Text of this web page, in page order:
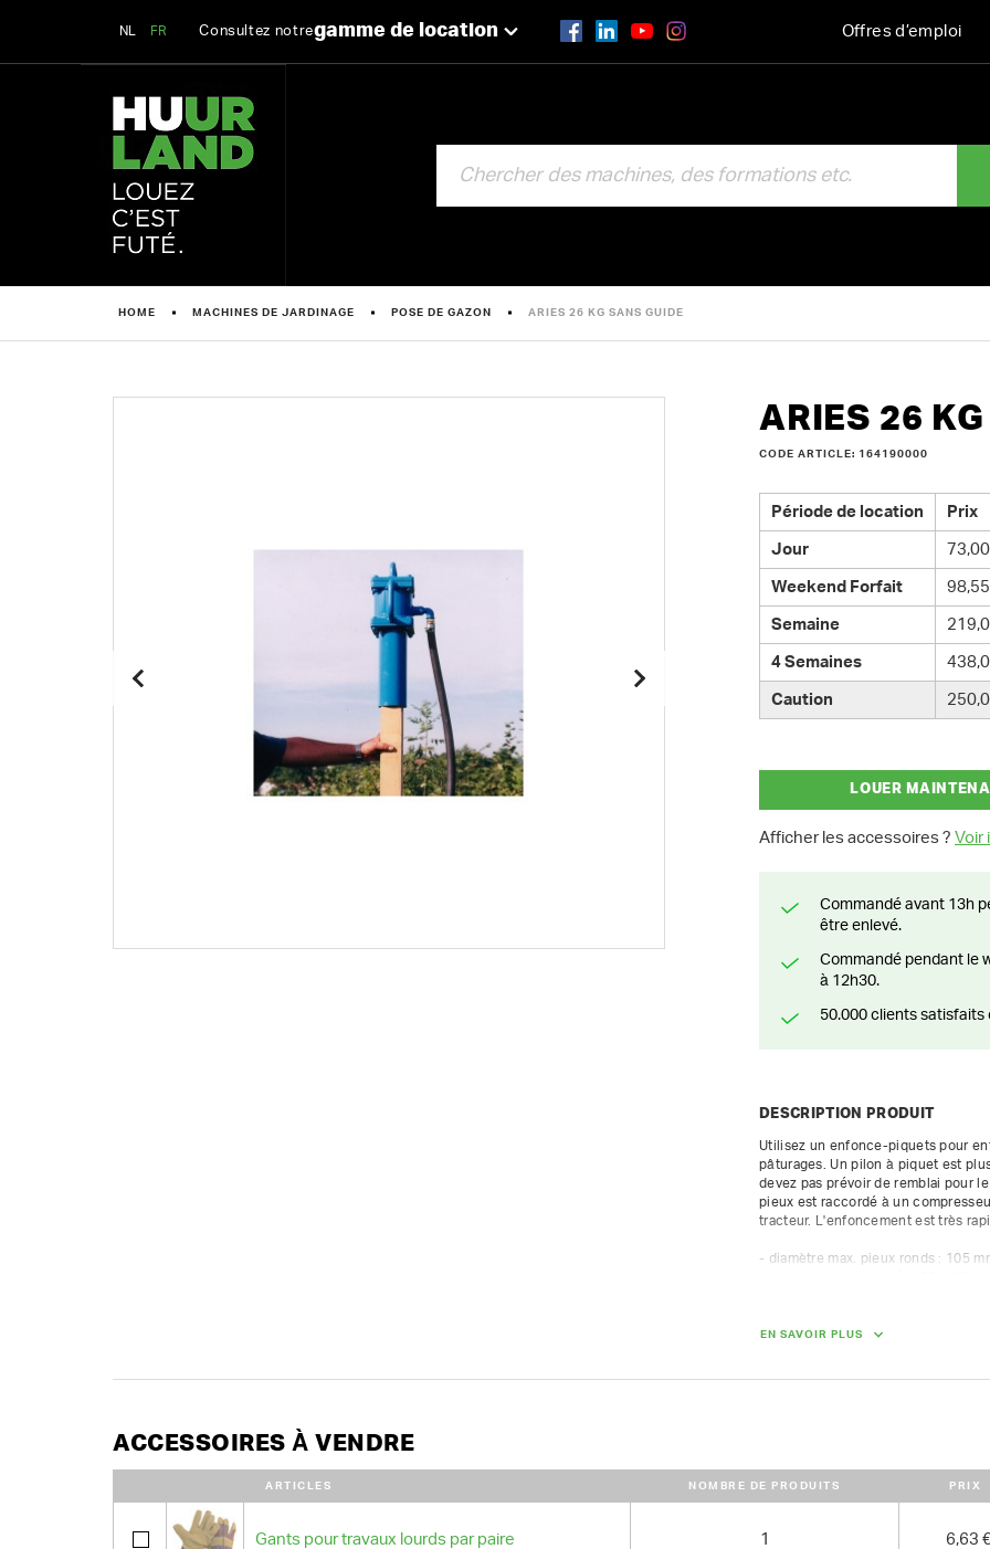
NL FR Consultez notregamme de location Offres d’emploi
HOME MACHINES DE JARDINAGE POSE DE GAZON ARIES 26 KG SANS GUIDE
ARIES 26
CODE ARTICLE: 164190000
Période de location Prix
Jour
Weekend Forfait
Semaine
4 Semaines
Caution
LOUER
Afficher les accessoires ? Voir
Commandé avant 13h pendant la semaine? Livré le jour suivant ou prêt à
être enlevé.
Commandé pendant le weekend? Livré ou prêt à être enlevé à partir du lundi
à 12h30.
50.000 clients
DESCRIPTION PRODUIT
Utilisez un enfonce-piquets pour
pâturages. Un pilon à piquet est
devez pas prévoir de remblai pour
pieux est raccordé à un
tracteur. L'enfoncement est très
- diamètre max. pieux ronds : 105
- 1600 coups/min
DIMENSIONS (L X L X H) :
EN SAVOIR PLUS
ACCESSOIRES À VENDRE
ARTICLES NOMBRE DE PRODUITS PRIX
Gants pour travaux lourds par paire 1 6,63